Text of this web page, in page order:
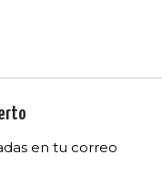
en tu correo